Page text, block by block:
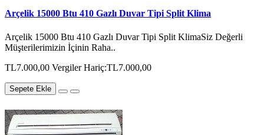
Arçelik 15000 Btu 410 Gazlı Duvar Tipi Split Klima
Arçelik 15000 Btu 410 Gazlı Duvar Tipi Split KlimaSiz Değerli
Müşterilerimizin İçinin Raha..
TL7.000,00 Vergiler Hariç:TL7.000,00
Sepete Ekle